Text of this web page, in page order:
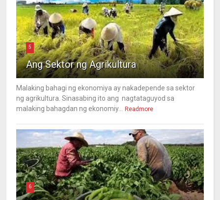
5
Ang Sektor ng Agrikultura
Malaking bahagi ng ekonomiya ay nakadepende sa sektor
ng agrikultura. Sinasabing ito ang nagtataguyod sa
malaking bahagdan ng ekonomiy...
Readmore
6